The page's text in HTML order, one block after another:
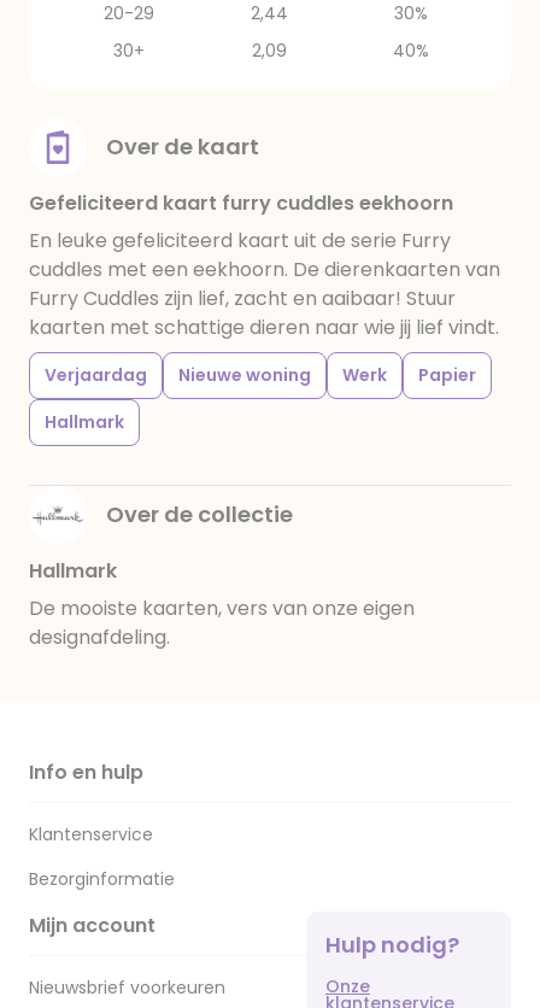
20-29
2,44
30%
30+
2,09 40%
Over de kaart
Gefeliciteerd kaart furry cuddles eekhoorn
En leuke gefeliciteerd kaart uit de serie Furry
cuddles met een eekhoorn. De dierenkaarten van
Furry Cuddles zijn lief, zacht en aaibaar! Stuur
kaarten met schattige dieren naar wie jij lief vindt.
Verjaardag Nieuwe woning Werk
Papier
Hallmark
Over de collectie
Hallmark
De mooiste kaarten, vers van onze eigen
designafdeling.
Info en hulp
Klantenservice
Bezorginformatie
Mijn account
Nieuwsbrief voorkeuren
Hulp nodig?
Onze
klantenservice